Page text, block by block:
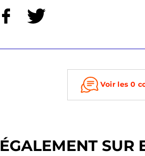
Voir les 0
ÉGALEMENT SUR